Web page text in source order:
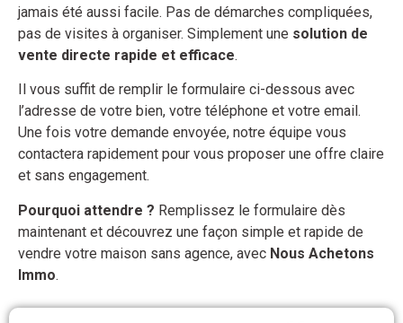
jamais été aussi facile. Pas de démarches compliquées,
pas de visites à organiser. Simplement une solution de
vente directe rapide et efficace.
Il vous suffit de remplir le formulaire ci-dessous avec
l’adresse de votre bien, votre téléphone et votre email.
Une fois votre demande envoyée, notre équipe vous
contactera rapidement pour vous proposer une offre claire
et sans engagement.
Pourquoi attendre ? Remplissez le formulaire dès
maintenant et découvrez une façon simple et rapide de
vendre votre maison sans agence, avec Nous Achetons
Immo.